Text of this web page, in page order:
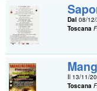
Dal 08/
Toscana
Il 13/11/
Toscana